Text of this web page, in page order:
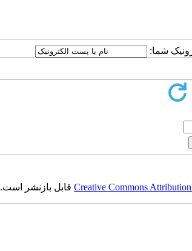
شما:
Creative Commonsقابل بازنشر است.